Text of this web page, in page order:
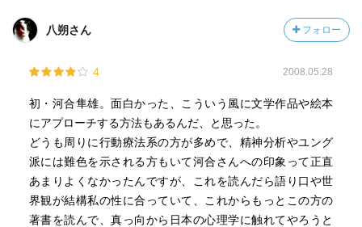
る。例えば「ロミオとジュリエット」がそうである。
くて、ねずみが生きていることも、ハトが生きていること
も、全部すごくて、そういうのの、みんなのつながりとし
て魂があるということになりはしないか。ひょっとする
と、魂というのは、魂という限り、私があなた方とつなが
ってるというだけでなくて、木とも蛙とも何とでも全部、
つながってるいということになるのではないかという気が
してきますね。』
という話が印象的。東洋的思想ですね。
八朔さん フォロー
4 2008.05.28
初・河合隼雄。面白かった、こういう風に文学作品や絵本
にアプローチする方法もあるんだ、と思った。
どうも周りに行動療法系の方が多めで、精神分析やユング
派には難色を示される方もいて河合さんへの印象って正直
あまりよくなかったんですが、これを読んだら語り口や世
界観が結構私の性に合っていて、これからもっとこの方の
著書を読んで、真っ向から日本の心理学に触れてやろうと